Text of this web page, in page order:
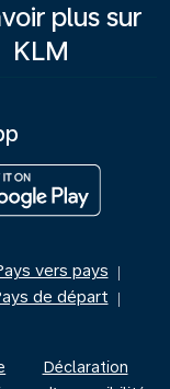
plus sur
KLM
vers pays |
de départ |
Déclaration